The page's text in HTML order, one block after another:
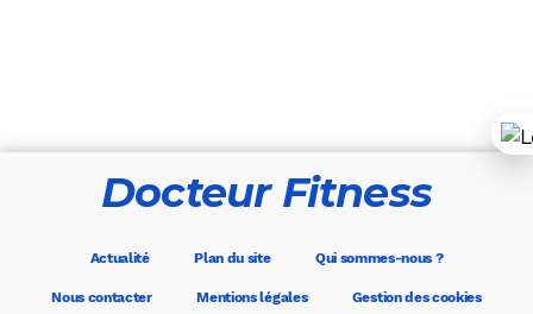
Docteur Fitness
Actualité Plan du site Qui sommes-nous ?
Nous contacter Mentions légales Gestion des cookies